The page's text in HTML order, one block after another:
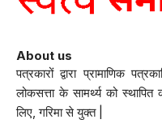
About us
पत्रकारों द्वारा प्रामाणिक
लोकसत्ता के सामर्थ्य को
लिए, गरिमा से युक्त |